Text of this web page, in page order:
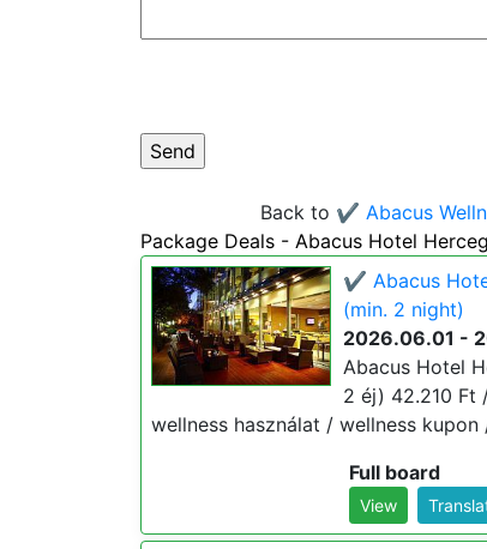
Back to ✔️ Abacus
Package Deals - Abacus Hotel
✔️ Abacus
(min. 2 night)
2026.06.01 -
Abacus Hotel
2 éj) 42.210 Ft
wellness használat / wellness
Full board
View